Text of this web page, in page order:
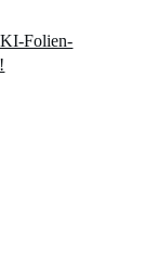
Folien-